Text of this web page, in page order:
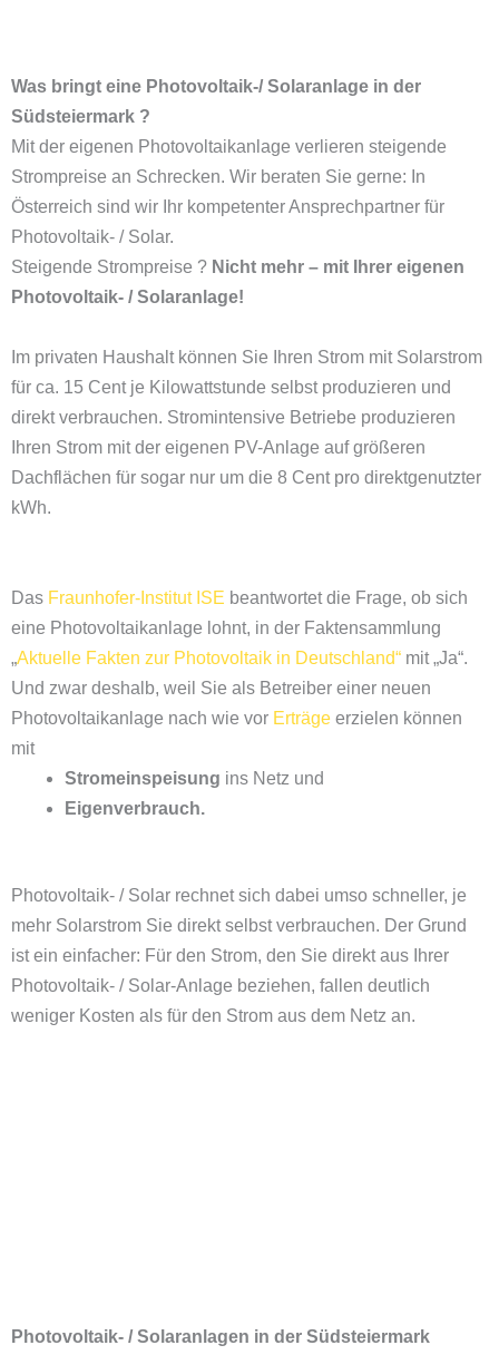
Was bringt eine Photovoltaik-/ Solaranlage in der
Südsteiermark ?
Mit der eigenen Photovoltaikanlage verlieren steigende
Strompreise an Schrecken. Wir beraten Sie gerne: In
Österreich sind wir Ihr kompetenter Ansprechpartner für
Photovoltaik- / Solar.
Steigende Strompreise ? Nicht mehr – mit Ihrer eigenen
Photovoltaik- / Solaranlage!
Im privaten Haushalt können Sie Ihren Strom mit Solarstrom
für ca. 15 Cent je Kilowattstunde selbst produzieren und
direkt verbrauchen. Stromintensive Betriebe produzieren
Ihren Strom mit der eigenen PV-Anlage auf größeren
Dachflächen für sogar nur um die 8 Cent pro direktgenutzter
kWh.
Das Fraunhofer-Institut ISE beantwortet die Frage, ob sich
eine Photovoltaikanlage lohnt, in der Faktensammlung
„Aktuelle Fakten zur Photovoltaik in Deutschland“ mit „Ja“.
Und zwar deshalb, weil Sie als Betreiber einer neuen
Photovoltaikanlage nach wie vor Erträge erzielen können
mit
Stromeinspeisung ins Netz und
Eigenverbrauch.
Photovoltaik- / Solar rechnet sich dabei umso schneller, je
mehr Solarstrom Sie direkt selbst verbrauchen. Der Grund
ist ein einfacher: Für den Strom, den Sie direkt aus Ihrer
Photovoltaik- / Solar-Anlage beziehen, fallen deutlich
weniger Kosten als für den Strom aus dem Netz an.
Photovoltaik- / Solaranlagen in der Südsteiermark